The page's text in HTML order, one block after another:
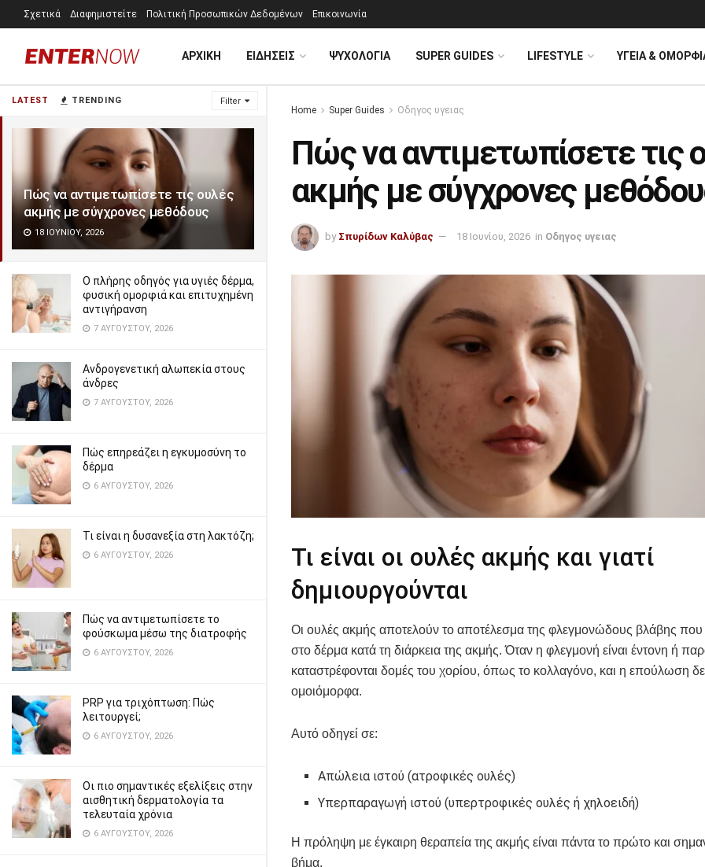
LATEST TRENDING Filter
Πώς να αντιμετωπίσετε τις ουλές
ακμής με σύγχρονες μεθόδους
18 ΙΟΥΝΊΟΥ, 2026
Ο πλήρης οδηγός για υγιές δέρμα,
φυσική ομορφιά και επιτυχημένη
αντιγήρανση
7 ΑΥΓΟΎΣΤΟΥ, 2026
Ανδρογενετική αλωπεκία στους
άνδρες
7 ΑΥΓΟΎΣΤΟΥ, 2026
Πώς επηρεάζει η εγκυμοσύνη το
δέρμα
6 ΑΥΓΟΎΣΤΟΥ, 2026
Τι είναι η δυσανεξία στη λακτόζη;
6 ΑΥΓΟΎΣΤΟΥ, 2026
Πώς να αντιμετωπίσετε το
φούσκωμα μέσω της διατροφής
6 ΑΥΓΟΎΣΤΟΥ, 2026
PRP για τριχόπτωση: Πώς
λειτουργεί;
6 ΑΥΓΟΎΣΤΟΥ, 2026
Οι πιο σημαντικές εξελίξεις στην
αισθητική δερματολογία τα
τελευταία χρόνια
6 ΑΥΓΟΎΣΤΟΥ, 2026
Σχετικά Διαφημιστείτε Πολιτική Προσωπικών Δεδομένων Επικοινωνία
ΑΡΧΙΚΗ ΕΙΔΗΣΕΙΣ ΨΥΧΟΛΟΓΊΑ SUPER GUIDES LIFESTYLE ΥΓΕΙΑ &
Home Super Guides Οδηγος υγειας
Πώς να αντιμετωπίσετε τις
ακμής με σύγχρονες
by Σπυρίδων Καλύβας 18 Ιουνίου, 2026 in Οδηγος υγειας
Τι είναι οι ουλές ακμής και γιατί
δημιουργούνται
Οι ουλές ακμής αποτελούν το αποτέλεσμα της φλεγμονώδους βλάβης που
στο δέρμα κατά τη διάρκεια της ακμής. Όταν η φλεγμονή είναι έντονη ή
καταστρέφονται δομές του χορίου, όπως το κολλαγόνο, και η επούλωση
ομοιόμορφα.
Αυτό οδηγεί σε:
Απώλεια ιστού (ατροφικές ουλές)
Υπερπαραγωγή ιστού (υπερτροφικές ουλές ή χηλοειδή)
Η πρόληψη με έγκαιρη θεραπεία της ακμής είναι πάντα το πρώτο και
βήμα.